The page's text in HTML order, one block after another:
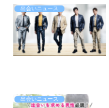
出会いニュース
出会いニュース